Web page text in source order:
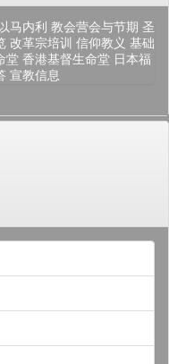
马内利 教会营会与节期 圣
改革宗培训 信仰教义 基础
堂 香港基督生命堂 日本福
宣教信息